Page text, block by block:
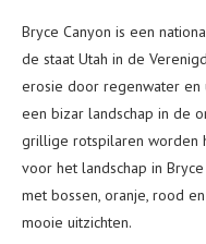
Bryce Canyon is een
de staat Utah in de
erosie door regenwater en
een bizar landschap in de
grillige rotspilaren worden
voor het landschap in
met bossen, oranje, rood
mooie uitzichten.